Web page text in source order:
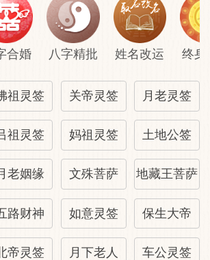
合婚 八字精批 姓名改运 终身
祖灵签 关帝灵签 月老灵签
祖灵签 妈祖灵签 土地公签
老姻缘 文殊菩萨 地藏王菩萨
路财神 如意灵签 保生大帝
帝灵签 月下老人 车公灵签